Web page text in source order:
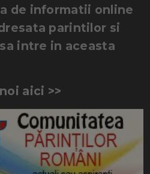
de informatii online
parintilor si
intre in aceasta
aici >>